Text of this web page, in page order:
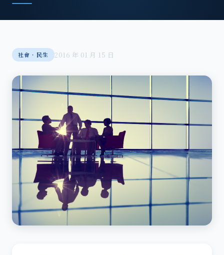
社會‧民生 2016 年 01 月 15 日